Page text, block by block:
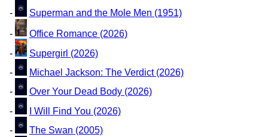
-
Superman and the Mole Men (1951)
-
Office Romance (2026)
-
Supergirl (2026)
-
Michael Jackson: The Verdict (2026)
-
Over Your Dead Body (2026)
-
I Will Find You (2026)
-
The Swan (2005)